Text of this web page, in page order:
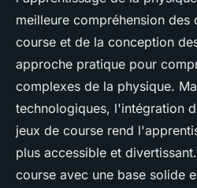
meilleure compréhension des
course et de la conception
approche pratique pour
complexes de la physique.
technologiques, l'intégration
jeux de course rend
plus accessible et
course avec une base solide